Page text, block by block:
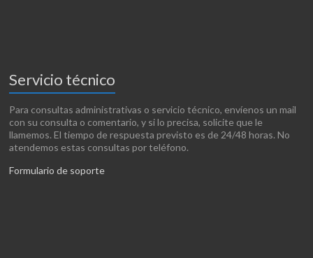
Servicio técnico
Para consultas administrativas o servicio técnico, envíenos un mail
con su consulta o comentario, y si lo precisa, solicite que le
llamemos. El tiempo de respuesta previsto es de 24/48 horas. No
atendemos estas consultas por teléfono.
Formulario de soporte